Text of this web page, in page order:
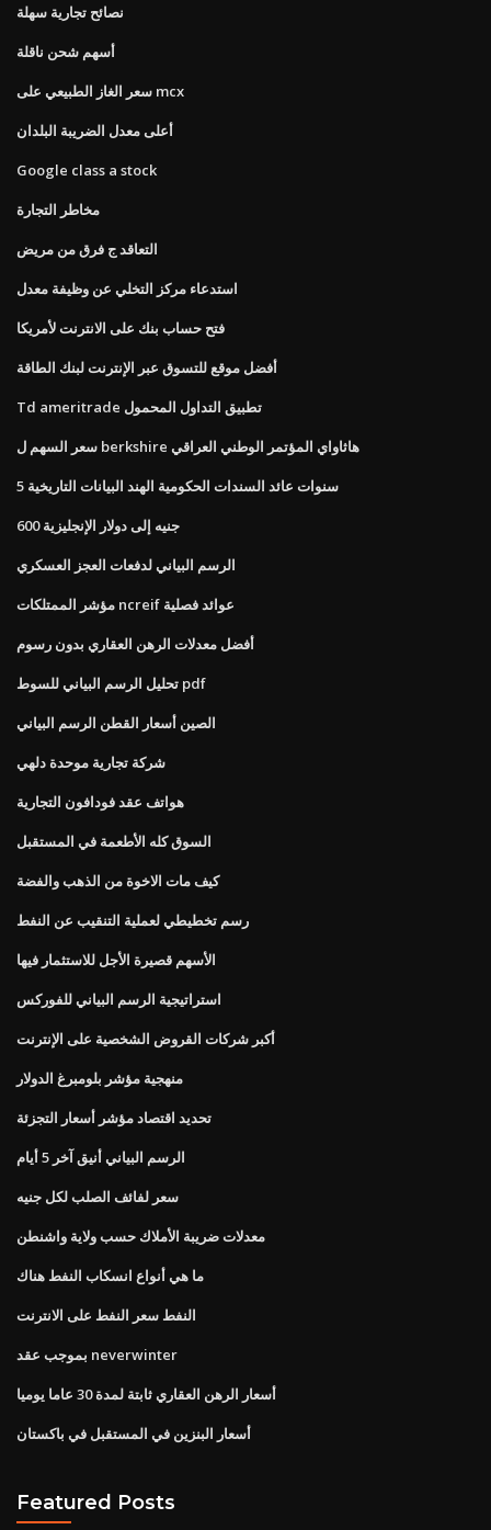
نصائح تجارية سهلة
أسهم شحن ناقلة
سعر الغاز الطبيعي على mcx
أعلى معدل الضريبة البلدان
Google class a stock
مخاطر التجارة
التعاقد ج فرق من مريض
استدعاء مركز التخلي عن وظيفة معدل
فتح حساب بنك على الانترنت لأمريكا
أفضل موقع للتسوق عبر الإنترنت لبنك الطاقة
Td ameritrade تطبيق التداول المحمول
سعر السهم ل berkshire هاثاواي المؤتمر الوطني العراقي
5 سنوات عائد السندات الحكومية الهند البيانات التاريخية
600 جنيه إلى دولار الإنجليزية
الرسم البياني لدفعات العجز العسكري
مؤشر الممتلكات ncreif عوائد فصلية
أفضل معدلات الرهن العقاري بدون رسوم
تحليل الرسم البياني للسوط pdf
الصين أسعار القطن الرسم البياني
شركة تجارية موحدة دلهي
هواتف عقد فودافون التجارية
السوق كله الأطعمة في المستقبل
كيف مات الاخوة من الذهب والفضة
رسم تخطيطي لعملية التنقيب عن النفط
الأسهم قصيرة الأجل للاستثمار فيها
استراتيجية الرسم البياني للفوركس
أكبر شركات القروض الشخصية على الإنترنت
منهجية مؤشر بلومبرغ الدولار
تحديد اقتصاد مؤشر أسعار التجزئة
الرسم البياني أنيق آخر 5 أيام
سعر لفائف الصلب لكل جنيه
معدلات ضريبة الأملاك حسب ولاية واشنطن
ما هي أنواع انسكاب النفط هناك
النفط سعر النفط على الانترنت
بموجب عقد neverwinter
أسعار الرهن العقاري ثابتة لمدة 30 عاما يوميا
أسعار البنزين في المستقبل في باكستان
Featured Posts